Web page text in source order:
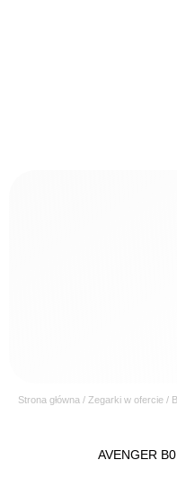
Strona główna / Zegarki w ofercie /
AVENGER